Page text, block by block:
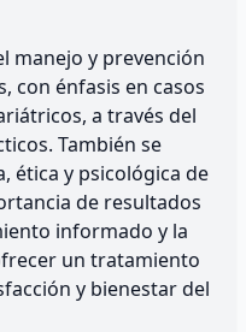
manejo y prevención
con énfasis en casos
a través del
También se
ética y psicológica de
de resultados
informado y la
un tratamiento
y bienestar del